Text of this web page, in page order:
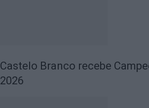
Castelo Branco recebe
2026